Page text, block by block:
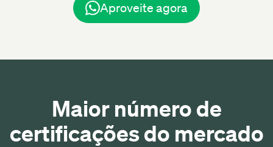
Aproveite agora
Maior número de
certificações do mercado